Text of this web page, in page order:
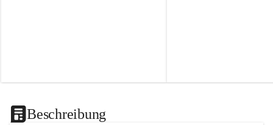
Beschreibung